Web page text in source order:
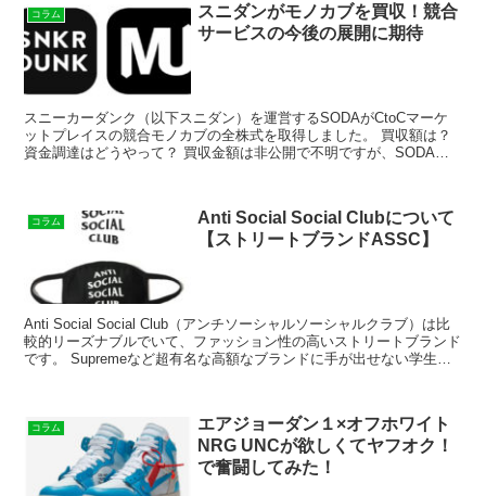
コラム
スニダンがモノカブを買収！競合
サービスの今後の展開に期待
スニーカーダンク（以下スニダン）を運営するSODAがCtoCマーケ
ットプレイスの競合モノカブの全株式を取得しました。 買収額は？
資金調達はどうやって？ 買収金額は非公開で不明ですが、SODAは
コラム
Anti Social Social Clubについて
【ストリートブランドASSC】
Anti Social Social Club（アンチソーシャルソーシャルクラブ）は比
較的リーズナブルでいて、ファッション性の高いストリートブランド
です。 Supremeなど超有名な高額なブランドに手が出せない学生や
コラム
エアジョーダン１×オフホワイト
NRG UNCが欲しくてヤフオク！
で奮闘してみた！